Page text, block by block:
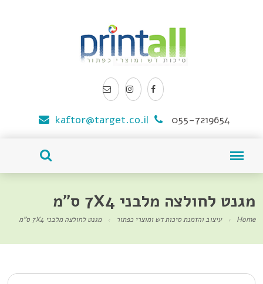
kaftor@target.co.il 055-7219654
מגנט לחולצה מלבני 7X4 ס"מ
Home עיצוב והזמנת סיכות דש ומוצרי כפתור מגנט לחולצה מלבני 7X4 ס"מ